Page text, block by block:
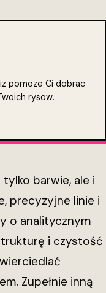
pomoze Ci dobrac
rysow.
barwie, ale i
precyzyjne linie i
o analitycznym
i czystość
Zupełnie inną